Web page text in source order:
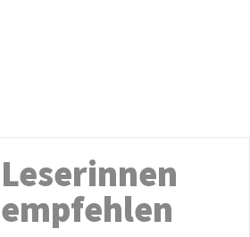
Leserinnen
empfehlen